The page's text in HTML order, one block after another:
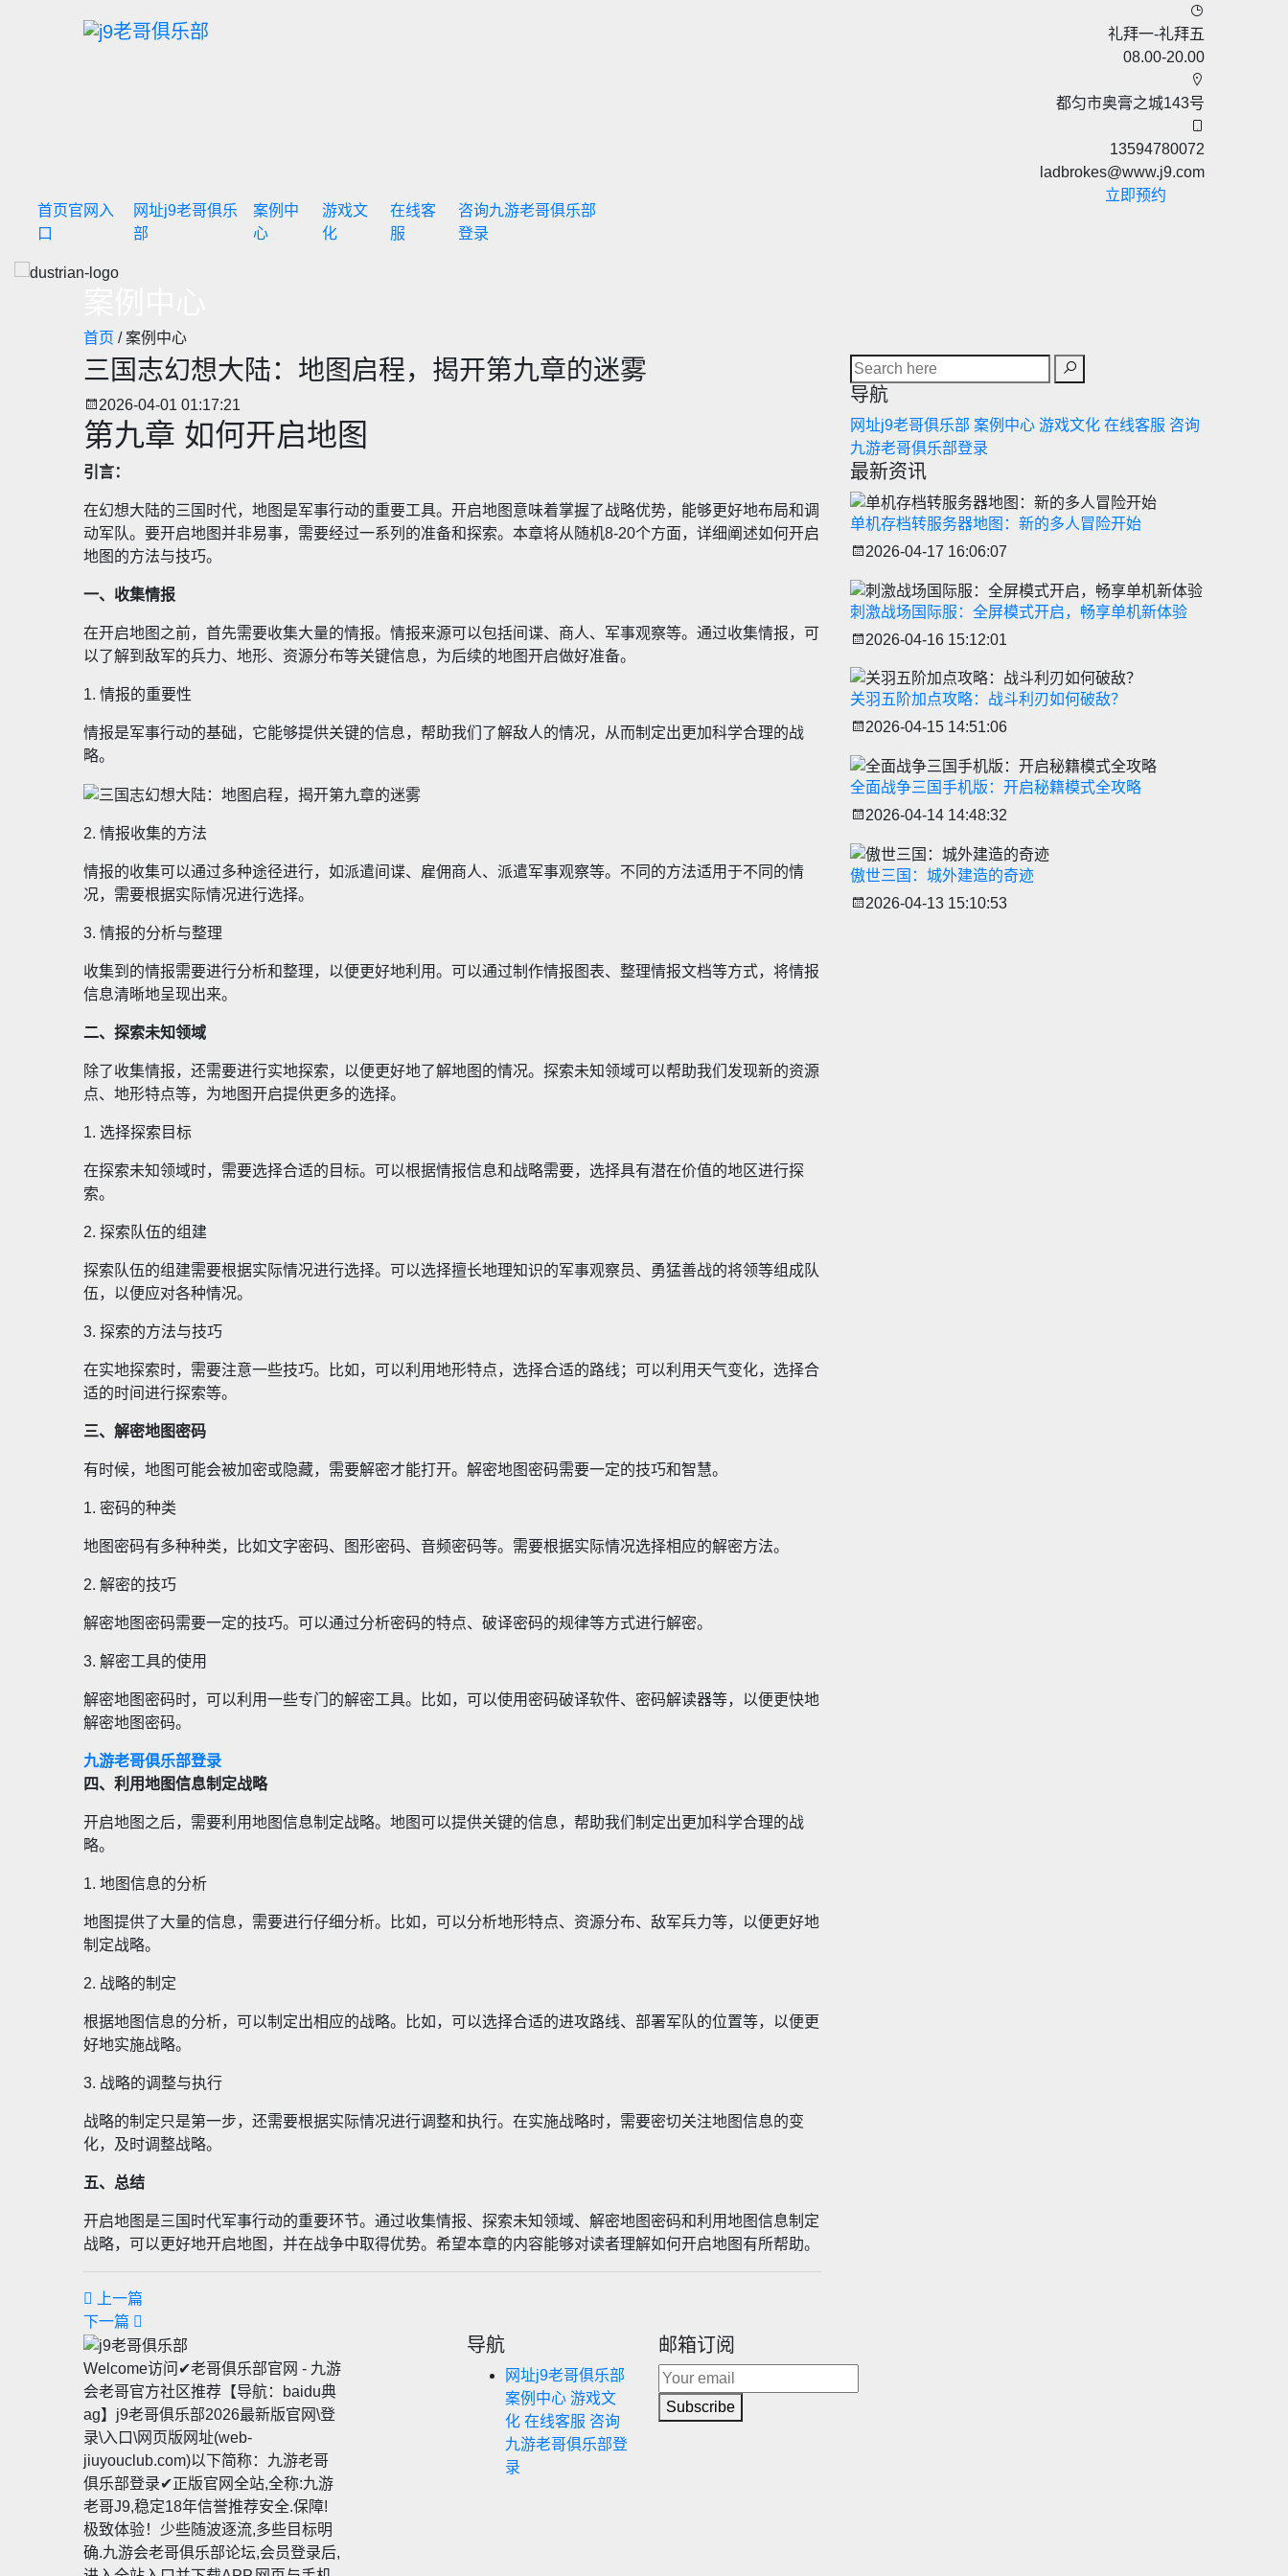
礼拜一-礼拜五
08.00-20.00
都匀市奥膏之城143号
13594780072
ladbrokes@www.j9.com
首页官网入
口
网址j9老哥俱乐
部
案例中
心
游戏文
化
在线客
服
咨询九游老哥俱乐部
登录
立即预约
首页 / 案例中心
三国志幻想大陆：地图启程，揭开第九章的迷雾
2026-04-01 01:17:21
第九章 如何开启地图
引言：
在幻想大陆的三国时代，地图是军事行动的重要工具。开启地图意味着掌握了战略优势，能够更好地布局和调
动军队。要开启地图并非易事，需要经过一系列的准备和探索。本章将从随机8-20个方面，详细阐述如何开启
地图的方法与技巧。
一、收集情报
在开启地图之前，首先需要收集大量的情报。情报来源可以包括间谍、商人、军事观察等。通过收集情报，可
以了解到敌军的兵力、地形、资源分布等关键信息，为后续的地图开启做好准备。
1. 情报的重要性
情报是军事行动的基础，它能够提供关键的信息，帮助我们了解敌人的情况，从而制定出更加科学合理的战
略。
2. 情报收集的方法
情报的收集可以通过多种途径进行，如派遣间谍、雇佣商人、派遣军事观察等。不同的方法适用于不同的情
况，需要根据实际情况进行选择。
3. 情报的分析与整理
收集到的情报需要进行分析和整理，以便更好地利用。可以通过制作情报图表、整理情报文档等方式，将情报
信息清晰地呈现出来。
二、探索未知领域
除了收集情报，还需要进行实地探索，以便更好地了解地图的情况。探索未知领域可以帮助我们发现新的资源
点、地形特点等，为地图开启提供更多的选择。
1. 选择探索目标
在探索未知领域时，需要选择合适的目标。可以根据情报信息和战略需要，选择具有潜在价值的地区进行探
索。
2. 探索队伍的组建
探索队伍的组建需要根据实际情况进行选择。可以选择擅长地理知识的军事观察员、勇猛善战的将领等组成队
伍，以便应对各种情况。
3. 探索的方法与技巧
在实地探索时，需要注意一些技巧。比如，可以利用地形特点，选择合适的路线；可以利用天气变化，选择合
适的时间进行探索等。
三、解密地图密码
有时候，地图可能会被加密或隐藏，需要解密才能打开。解密地图密码需要一定的技巧和智慧。
1. 密码的种类
地图密码有多种种类，比如文字密码、图形密码、音频密码等。需要根据实际情况选择相应的解密方法。
2. 解密的技巧
解密地图密码需要一定的技巧。可以通过分析密码的特点、破译密码的规律等方式进行解密。
3. 解密工具的使用
解密地图密码时，可以利用一些专门的解密工具。比如，可以使用密码破译软件、密码解读器等，以便更快地
解密地图密码。
九游老哥俱乐部登录
四、利用地图信息制定战略
开启地图之后，需要利用地图信息制定战略。地图可以提供关键的信息，帮助我们制定出更加科学合理的战
略。
1. 地图信息的分析
地图提供了大量的信息，需要进行仔细分析。比如，可以分析地形特点、资源分布、敌军兵力等，以便更好地
制定战略。
2. 战略的制定
根据地图信息的分析，可以制定出相应的战略。比如，可以选择合适的进攻路线、部署军队的位置等，以便更
好地实施战略。
3. 战略的调整与执行
战略的制定只是第一步，还需要根据实际情况进行调整和执行。在实施战略时，需要密切关注地图信息的变
化，及时调整战略。
五、总结
开启地图是三国时代军事行动的重要环节。通过收集情报、探索未知领域、解密地图密码和利用地图信息制定
战略，可以更好地开启地图，并在战争中取得优势。希望本章的内容能够对读者理解如何开启地图有所帮助。
上一篇
下一篇
导航
网址j9老哥俱乐部 案例中心 游戏文化 在线客服 咨询
九游老哥俱乐部登录
最新资讯
单机存档转服务器地图：新的多人冒险开始
2026-04-17 16:06:07
刺激战场国际服：全屏模式开启，畅享单机新体验
2026-04-16 15:12:01
关羽五阶加点攻略：战斗利刃如何破敌？
2026-04-15 14:51:06
全面战争三国手机版：开启秘籍模式全攻略
2026-04-14 14:48:32
傲世三国：城外建造的奇迹
2026-04-13 15:10:53
Welcome访问✔老哥俱乐部官网 - 九游
会老哥官方社区推荐【导航：baidu典
ag】j9老哥俱乐部2026最新版官网\登
录\入口\网页版网址(web-
jiuyouclub.com)以下简称：九游老哥
俱乐部登录✔正版官网全站,全称:九游
老哥J9,稳定18年信誉推荐安全.保障!
极致体验！少些随波逐流,多些目标明
确.九游会老哥俱乐部论坛,会员登录后,
导航
网址j9老哥俱乐部
案例中心 游戏文
化 在线客服 咨询
九游老哥俱乐部登
录
邮箱订阅
Subscribe